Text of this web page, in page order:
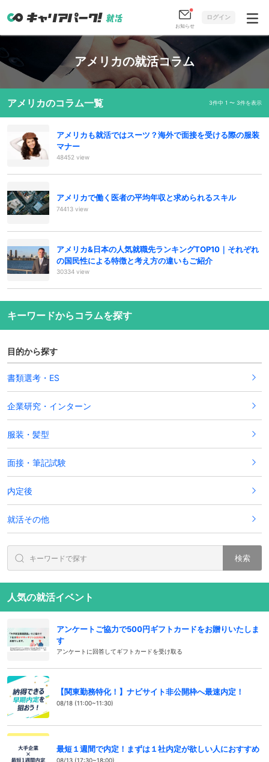
お知らせ
ログイン
アメリカの就活コラム
アメリカのコラム一覧 3件中 1 〜 3件を表示
アメリカも就活ではスーツ？海外で面接を受ける際の服装
マナー
48452 view
アメリカで働く医者の平均年収と求められるスキル
74413 view
アメリカ&日本の人気就職先ランキングTOP10｜それぞれ
の国民性による特徴と考え方の違いもご紹介
30334 view
キーワードからコラムを探す
目的から探す
書類選考・ES
企業研究・インターン
服装・髪型
面接・筆記試験
内定後
就活その他
検索
人気の就活イベント
アンケートご協力で500円ギフトカードをお贈りいたしま
す
アンケートに回答してギフトカードを受け取る
【関東勤務特化！】ナビサイト非公開枠へ最速内定！
08/18 (11:00~11:30)
最短１週間で内定！まずは１社内定が欲しい人におすすめ
08/13 (17:30~18:00)